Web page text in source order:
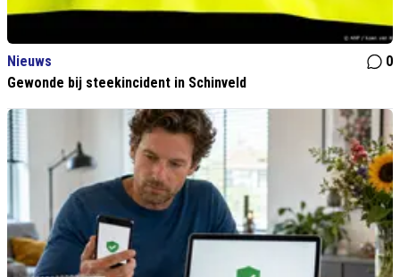
Nieuws
0
Gewonde bij steekincident in Schinveld